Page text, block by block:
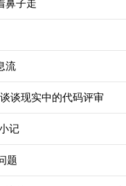
鼻子走
流
谈现实中的代码评审
记
题